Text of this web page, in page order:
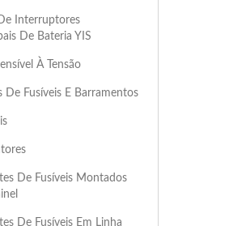
Interruptores
De Bateria YIS
À Tensão
De Fusíveis E Barramentos
De Fusíveis Montados
De Fusíveis Em Linha